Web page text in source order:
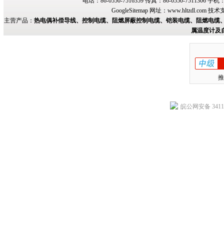
GoogleSitemap网址： www.hltzdl.com技术
主营产品： 热电偶补偿导线、控制电缆、阻燃屏蔽控制电缆、铠装电缆、阻燃电
属温度计及
皖公网安备